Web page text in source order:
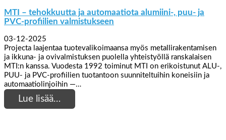
MTI – tehokkuutta ja automaatiota alumiini-, puu- ja
PVC-profiilien valmistukseen
03-12-2025
Projecta laajentaa tuotevalikoimaansa myös metallirakentamisen
ja ikkuna- ja ovivalmistuksen puolella yhteistyöllä ranskalaisen
MTI:n kanssa. Vuodesta 1992 toiminut MTI on erikoistunut ALU-,
PUU- ja PVC-profiilien tuotantoon suunniteltuihin koneisiin ja
automaatiolinjoihin —…
Lue lisää…